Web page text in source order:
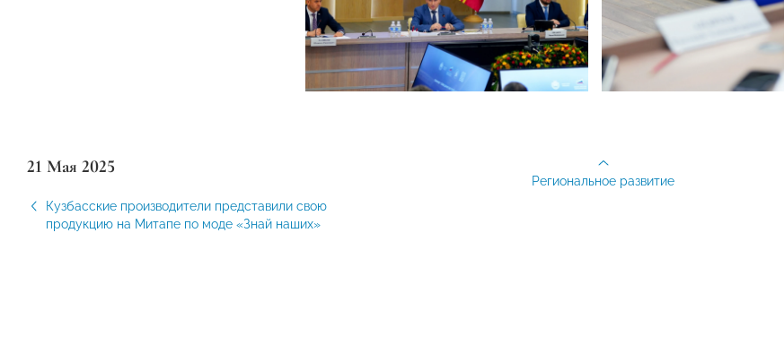
21 Мая 2025
Кузбасские производители представили свою
продукцию на Митапе по моде «Знай наших»
Региональное развитие